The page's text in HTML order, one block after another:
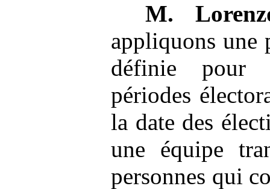
M.
appliquons une
définie pour
périodes
la date des
une équipe
personnes qui